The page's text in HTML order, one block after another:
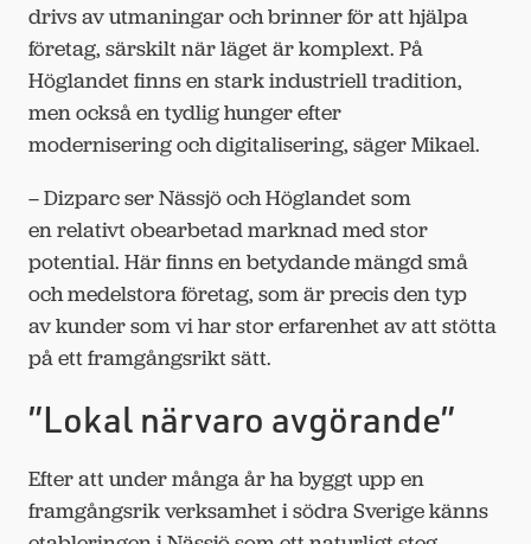
drivs av utmaningar och brinner för att hjälpa
företag, särskilt när läget är komplext. På
Höglandet finns en stark industriell tradition,
men också en tydlig hunger efter
modernisering och digitalisering, säger Mikael.
– Dizparc ser Nässjö och Höglandet som
en relativt obearbetad marknad med stor
potential. Här finns en betydande mängd små
och medelstora företag, som är precis den typ
av kunder som vi har stor erfarenhet av att stötta
på ett framgångsrikt sätt.
”Lokal närvaro avgörande”
Efter att under många år ha byggt upp en
framgångsrik verksamhet i södra Sverige känns